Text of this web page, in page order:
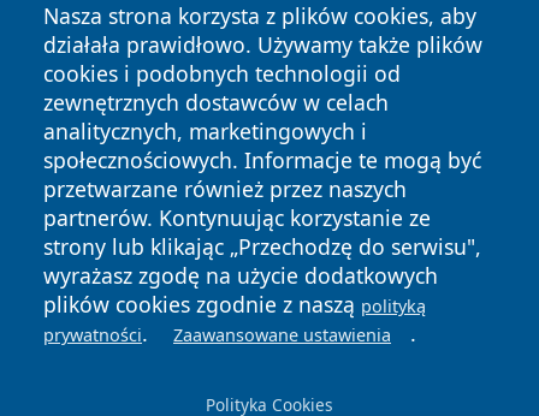
Nasza strona korzysta z plików cookies, aby
działała prawidłowo. Używamy także plików
cookies i podobnych technologii od
zewnętrznych dostawców w celach
analitycznych, marketingowych i
społecznościowych. Informacje te mogą być
przetwarzane również przez naszych
partnerów. Kontynuując korzystanie ze
strony lub klikając „Przechodzę do serwisu",
wyrażasz zgodę na użycie dodatkowych
plików cookies zgodnie z naszą polityką
prywatności. Zaawansowane ustawienia .
Polityka Cookies
Copyright © 2026 wrotachorzowa.pl Wszystkie prawa
zastrzeżone.
News Autorzy
Polityka
Prywatności
Polityka
Cookies